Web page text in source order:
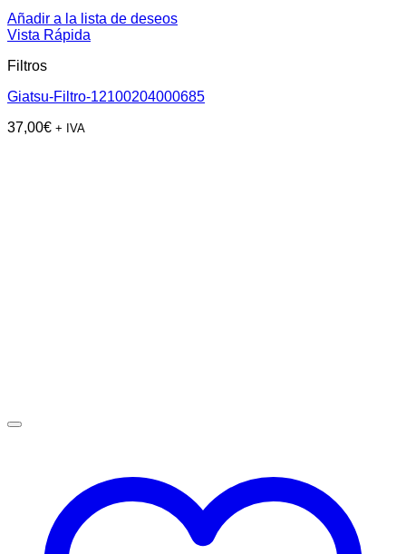
Añadir a la lista de deseos
Vista Rápida
Filtros
Giatsu-Filtro-12100204000685
37,00€ + IVA